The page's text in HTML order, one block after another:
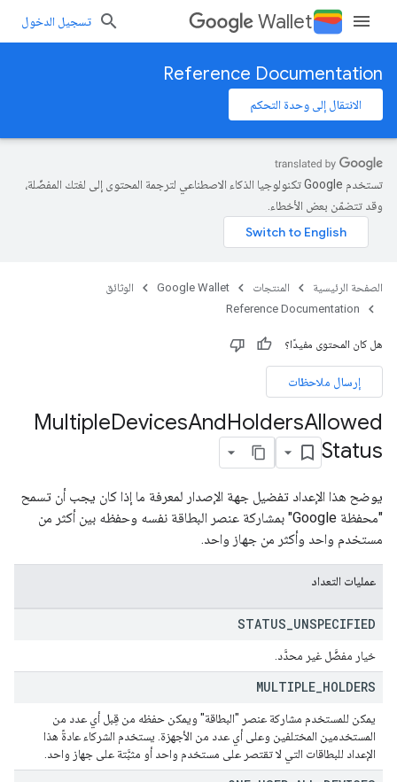
Wallet تسجيل الدخول
Reference Documentation
الانتقال إلى وحدة التحكم
تستخدم Google تكنولوجيا الذكاء الاصطناعي لترجمة المحتوى إلى لغتك المفضّلة،
وقد تتضمّن بعض الأخطاء.
الصفحة الرئيسية المنتجات Google Wallet
الوثائق
Reference Documentation
هل كان المحتوى مفيدًا؟
إرسال ملاحظات
MultipleDevicesAndHoldersAllowed
Status
يوضح هذا الإعداد تفضيل جهة الإصدار لمعرفة ما إذا كان يجب أن تسمح
"محفظة Google" بمشاركة عنصر البطاقة نفسه وحفظه بين أكثر من
مستخدم واحد وأكثر من جهاز واحد.
عمليات التعداد
STATUS UNSPECIFIED
خيار مفضَّل غير محدَّد.
MULTIPLE HOLDERS
يمكن للمستخدم مشاركة عنصر "البطاقة" ويمكن حفظه من قِبل أي عدد من
المستخدمين المختلفين وعلى أي عدد من الأجهزة. يستخدم الشركاء عادةً هذا
الإعداد للبطاقات التي لا تقتصر على مستخدم واحد أو مثبَّتة على جهاز واحد.